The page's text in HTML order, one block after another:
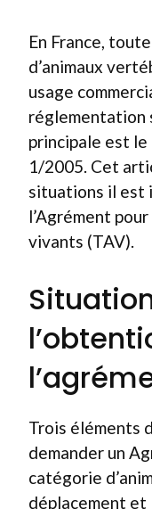
En France,
d’animaux
usage
réglementation
principale est
1/2005. Cet
situations il est
l’Agrément
vivants (TAV).
Trois éléments
demander un
catégorie
déplacement et